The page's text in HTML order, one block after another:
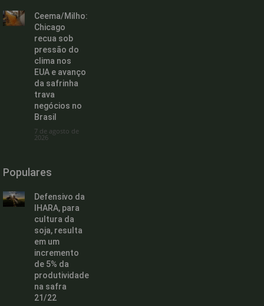
Ceema/Milho:
Chicago
recua sob
pressão do
clima nos
EUA e avanço
da safrinha
trava
negócios no
Brasil
7 de agosto de
2026
Populares
Defensivo da
IHARA, para
cultura da
soja, resulta
em um
incremento
de 5% da
produtividade
na safra
21/22